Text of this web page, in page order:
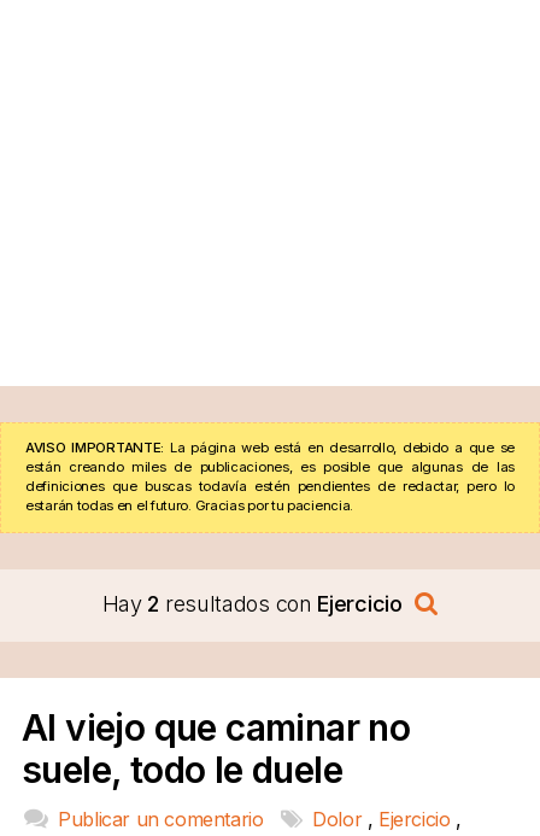
AVISO IMPORTANTE: La página web está en desarrollo, debido a que se
están creando miles de publicaciones, es posible que algunas de las
definiciones que buscas todavía estén pendientes de redactar, pero lo
estarán todas en el futuro. Gracias por tu paciencia.
Hay 2 resultados con Ejercicio
Al viejo que caminar no
suele, todo le duele
Publicar un comentario Dolor , Ejercicio ,